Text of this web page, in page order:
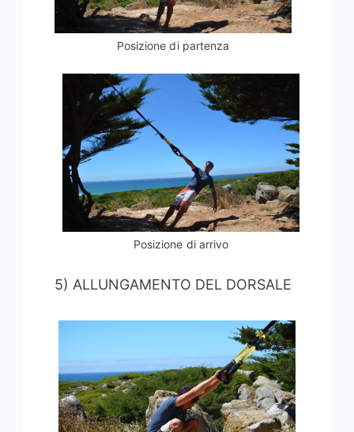
Posizione di partenza
Posizione di arrivo
5) ALLUNGAMENTO DEL DORSALE